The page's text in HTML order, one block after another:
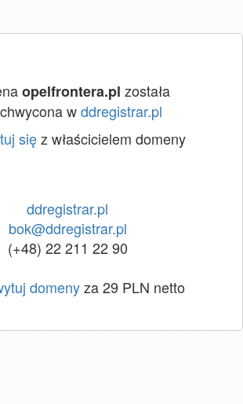
opelfrontera.pl została
wddregistrar.pl
sięz właścicielem domeny
ddregistrar.pl
bok@ddregistrar.pl
(+48) 22 211 22 90
domenyza 29 PLN netto